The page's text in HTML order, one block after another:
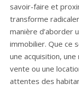
savoir-faire et
transforme
manière d’aborder
immobilier. Que ce
une acquisition, une
vente ou une
attentes des